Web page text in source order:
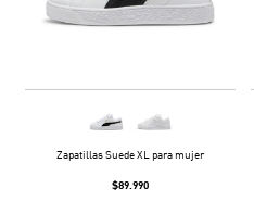
Zapatillas Suede XL para mujer
$89.990